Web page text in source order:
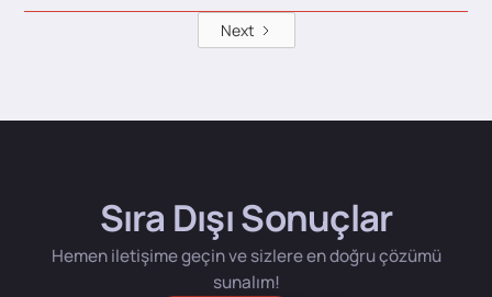
Next
Sıra Dışı Sonuçlar
Hemen iletişime geçin ve sizlere en doğru çözümü
sunalım!